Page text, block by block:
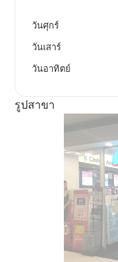
วันศุกร์
วันเสาร์
วันอาทิตย์
รูปสาขา